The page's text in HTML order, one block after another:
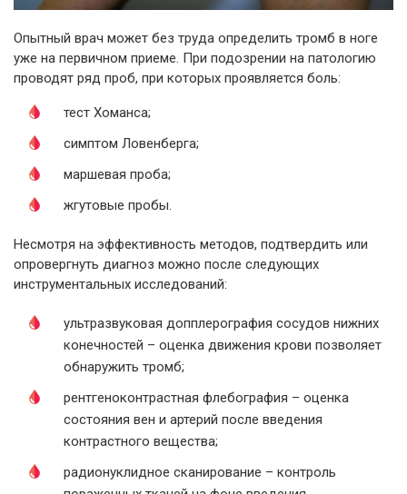
Опытный врач может без труда определить тромб в ноге
уже на первичном приеме. При подозрении на патологию
проводят ряд проб, при которых проявляется боль:
тест Хоманса;
симптом Ловенберга;
маршевая проба;
жгутовые пробы.
Несмотря на эффективность методов, подтвердить или
опровергнуть диагноз можно после следующих
инструментальных исследований:
ультразвуковая допплерография сосудов нижних
конечностей – оценка движения крови позволяет
обнаружить тромб;
рентгеноконтрастная флебография – оценка
состояния вен и артерий после введения
контрастного вещества;
радионуклидное сканирование – контроль